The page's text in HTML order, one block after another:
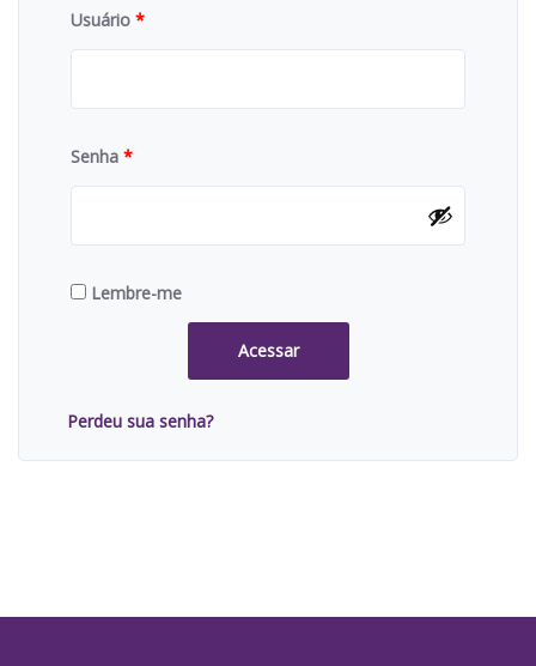
Usuário *
Senha *
Lembre-me
Acessar
Perdeu sua senha?